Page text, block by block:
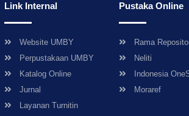
Link Internal
Website UMBY
Perpustakaan UMBY
Katalog Online
Jurnal
Layanan Turnitin
Pustaka Online
Rama
Neliti
Indonesia
Moraref